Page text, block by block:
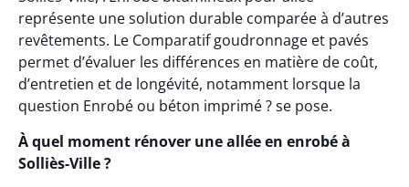
représente une solution durable comparée à d’autres
revêtements. Le Comparatif goudronnage et pavés
permet d’évaluer les différences en matière de coût,
d’entretien et de longévité, notamment lorsque la
question Enrobé ou béton imprimé ? se pose.
À quel moment rénover une allée en enrobé à
Solliès-Ville ?